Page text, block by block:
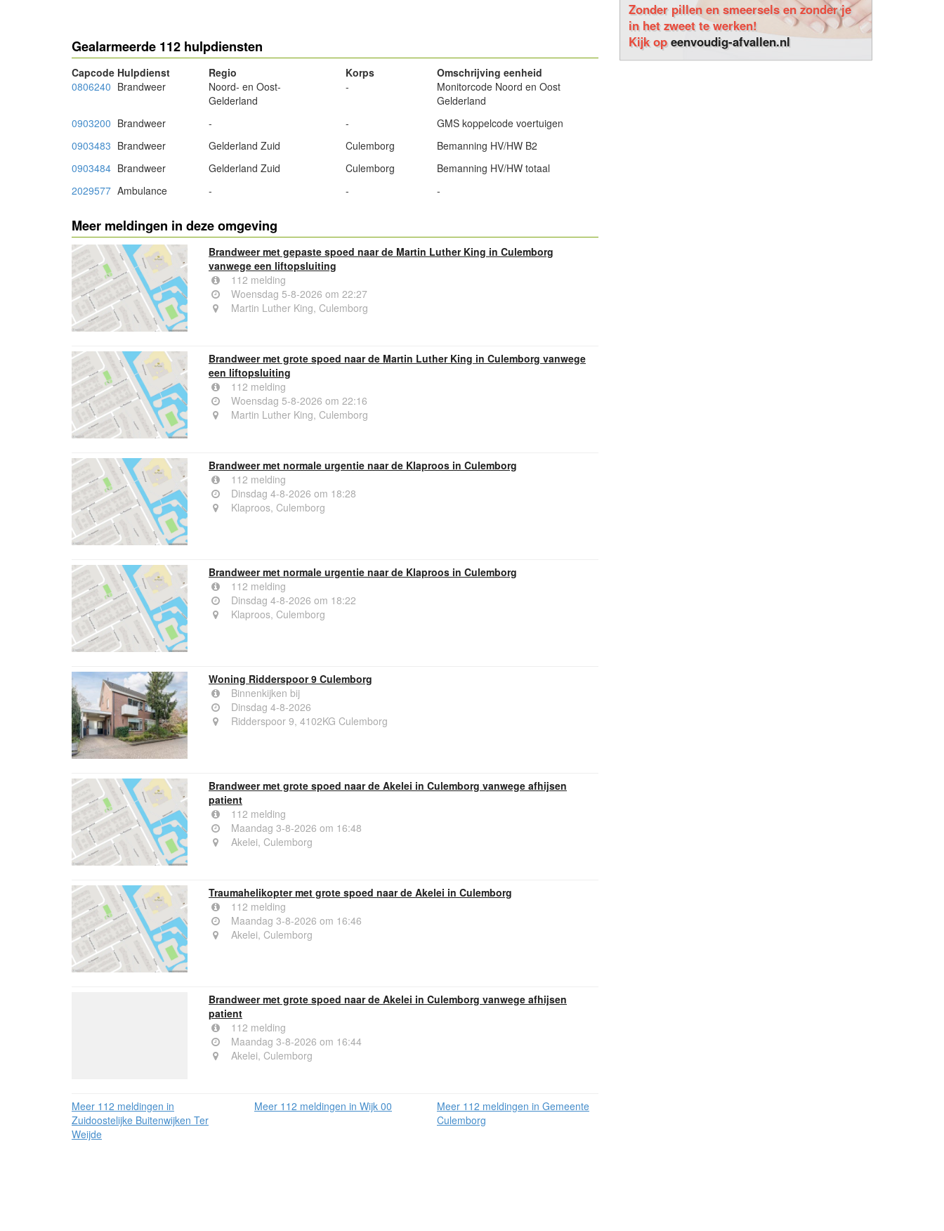
Gealarmeerde 112 hulpdiensten
Capcode Hulpdienst Regio Korps
Omschrijving eenheid
0806240 Brandweer
Noord- en Oost-
Gelderland
-
Monitorcode Noord en Oost
Gelderland
0903200 Brandweer - -
GMS koppelcode voertuigen
0903483 Brandweer Gelderland Zuid Culemborg
Bemanning HV/HW B2
0903484 Brandweer Gelderland Zuid Culemborg
Bemanning HV/HW totaal
2029577 Ambulance - - -
Meer meldingen in deze omgeving
Brandweer met gepaste spoed naar de Martin Luther King in Culemborg
vanwege een liftopsluiting
112 melding
Woensdag 5-8-2026 om 22:27
Martin Luther King, Culemborg
Brandweer met grote spoed naar de Martin Luther King in Culemborg vanwege
een liftopsluiting
112 melding
Woensdag 5-8-2026 om 22:16
Martin Luther King, Culemborg
Brandweer met normale urgentie naar de Klaproos in Culemborg
112 melding
Dinsdag 4-8-2026 om 18:28
Klaproos, Culemborg
Brandweer met normale urgentie naar de Klaproos in Culemborg
112 melding
Dinsdag 4-8-2026 om 18:22
Klaproos, Culemborg
Woning Ridderspoor 9 Culemborg
Binnenkijken bij
Dinsdag 4-8-2026
Ridderspoor 9, 4102KG Culemborg
Brandweer met grote spoed naar de Akelei in Culemborg vanwege afhijsen
patient
112 melding
Maandag 3-8-2026 om 16:48
Akelei, Culemborg
Traumahelikopter met grote spoed naar de Akelei in Culemborg
112 melding
Maandag 3-8-2026 om 16:46
Akelei, Culemborg
Brandweer met grote spoed naar de Akelei in Culemborg vanwege afhijsen
patient
112 melding
Maandag 3-8-2026 om 16:44
Akelei, Culemborg
Meer 112 meldingen in
Zuidoostelijke Buitenwijken Ter
Weijde
Meer 112 meldingen in Wijk 00
Meer 112 meldingen in Gemeente
Culemborg
Zonder pillen en smeersels en zonder je
in het zweet te werken!
Kijk opeenvoudig-afvallen.nl